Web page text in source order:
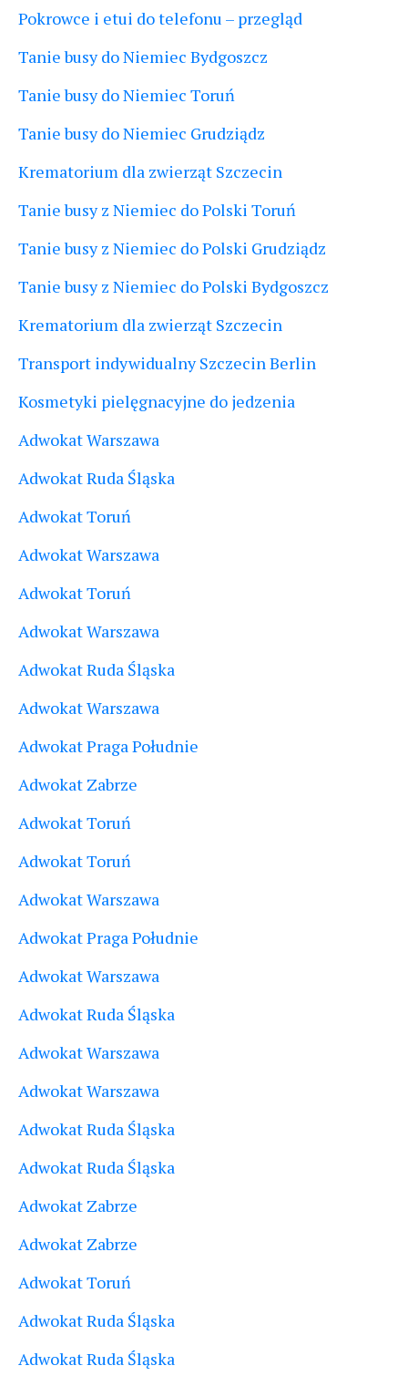
Pokrowce i etui do telefonu – przegląd
Tanie busy do Niemiec Bydgoszcz
Tanie busy do Niemiec Toruń
Tanie busy do Niemiec Grudziądz
Krematorium dla zwierząt Szczecin
Tanie busy z Niemiec do Polski Toruń
Tanie busy z Niemiec do Polski Grudziądz
Tanie busy z Niemiec do Polski Bydgoszcz
Krematorium dla zwierząt Szczecin
Transport indywidualny Szczecin Berlin
Kosmetyki pielęgnacyjne do jedzenia
Adwokat Warszawa
Adwokat Ruda Śląska
Adwokat Toruń
Adwokat Warszawa
Adwokat Toruń
Adwokat Warszawa
Adwokat Ruda Śląska
Adwokat Warszawa
Adwokat Praga Południe
Adwokat Zabrze
Adwokat Toruń
Adwokat Toruń
Adwokat Warszawa
Adwokat Praga Południe
Adwokat Warszawa
Adwokat Ruda Śląska
Adwokat Warszawa
Adwokat Warszawa
Adwokat Ruda Śląska
Adwokat Ruda Śląska
Adwokat Zabrze
Adwokat Zabrze
Adwokat Toruń
Adwokat Ruda Śląska
Adwokat Ruda Śląska